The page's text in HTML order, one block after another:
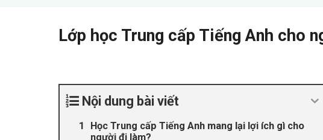
Lớp học Trung cấp Tiếng Anh cho
Nội dung bài viết
Học Trung cấp Tiếng Anh mang lại lợi ích gì cho
người đi làm?